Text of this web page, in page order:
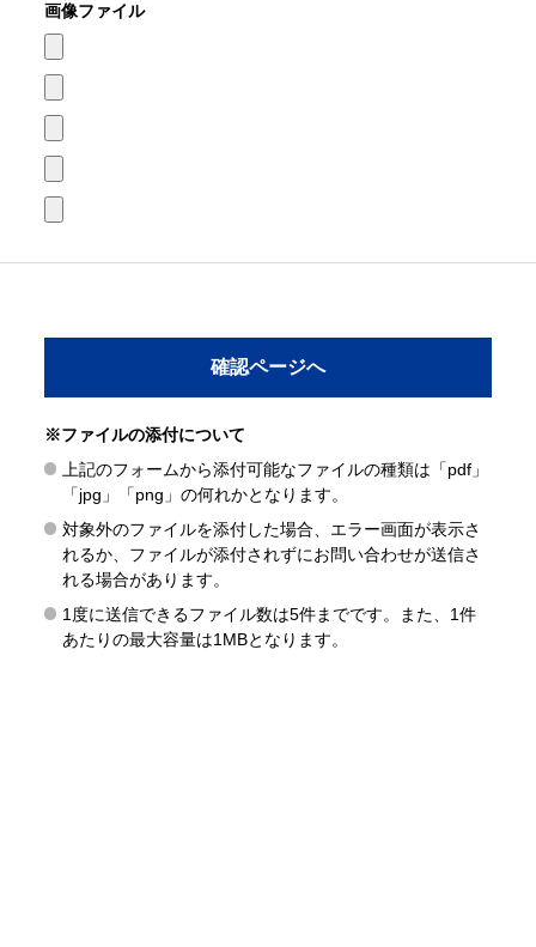
画像ファイル
※ファイルの添付について
上記のフォームから添付可能なファイルの種類は「pdf」
「jpg」「png」の何れかとなります。
対象外のファイルを添付した場合、エラー画面が表示さ
れるか、ファイルが添付されずにお問い合わせが送信さ
れる場合があります。
1度に送信できるファイル数は5件までです。また、1件
あたりの最大容量は1MBとなります。